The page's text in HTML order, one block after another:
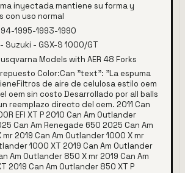
inyectada mantiene su forma y
con uso normal
1995-1993-1990
Suzuki - GSX-S 1000/GT
Models with AER 48 Forks
Color:Can "text": "La espuma
de aire de celulosa estilo oem
oem sin costo Desarrollado por all balls
reemplazo directo del oem. 2011 Can
EFI XT P 2010 Can Am Outlander
Can Am Renegade 650 2025 Can Am
2019 Can Am Outlander 1000 X mr
1000 XT 2019 Can Am Outlander
Am Outlander 850 X mr 2019 Can Am
2019 Can Am Outlander 850 XT P